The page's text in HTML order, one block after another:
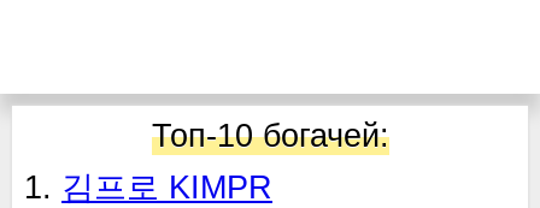
Топ-10 богачей:
1. 김프로 KIMPR